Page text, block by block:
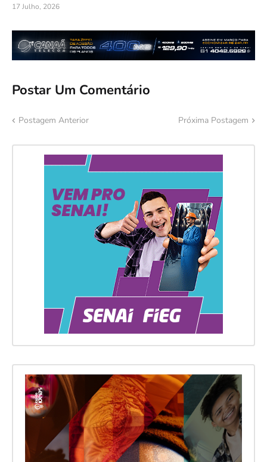
17 Julho, 2026
Postar Um Comentário
Postagem Anterior Próxima Postagem